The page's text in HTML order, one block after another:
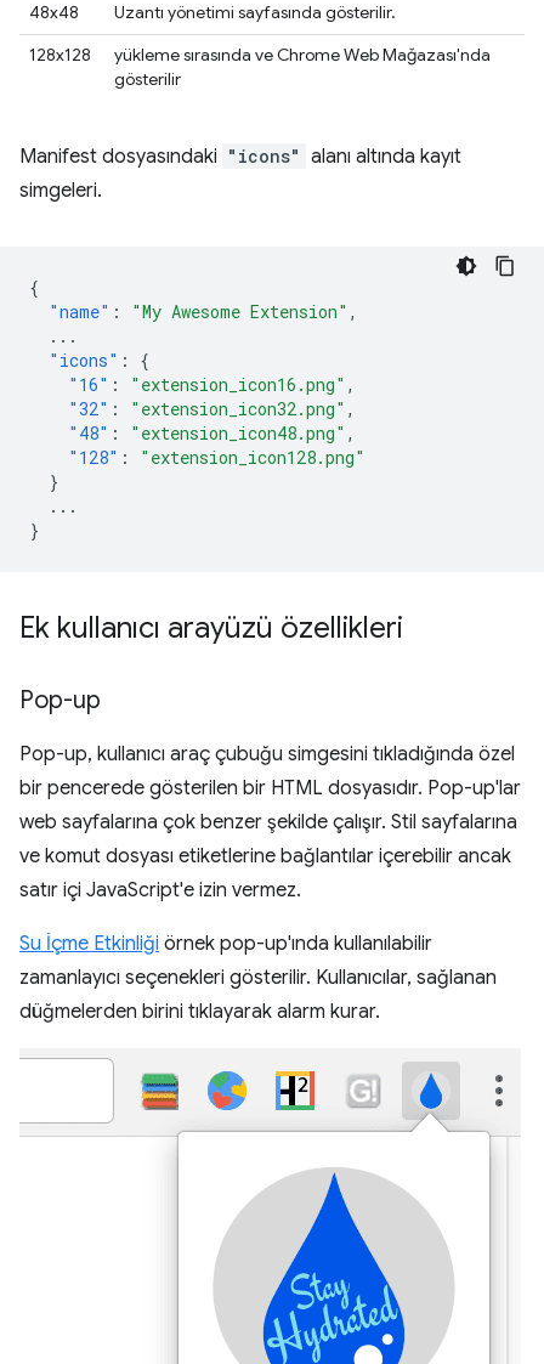
48x48
Uzantı yönetimi sayfasında gösterilir.
128x128
yükleme sırasında ve Chrome Web Mağazası'nda
gösterilir
Manifest dosyasındaki "icons" alanı altında kayıt
simgeleri.
{
"name" : "My Awesome Extension" ,
...
"icons" :
{
"16" : "extension_icon16.png" ,
"32" : "extension_icon32.png" ,
"48" : "extension_icon48.png" ,
"128" :
"extension_icon128.png"
}
...
}
Ek kullanıcı arayüzü özellikleri
Pop-up
Pop-up, kullanıcı araç çubuğu simgesini tıkladığında özel
bir pencerede gösterilen bir HTML dosyasıdır. Pop-up'lar
web sayfalarına çok benzer şekilde çalışır. Stil sayfalarına
ve komut dosyası etiketlerine bağlantılar içerebilir ancak
satır içi JavaScript'e izin vermez.
Su İçme Etkinliği örnek pop-up'ında kullanılabilir
zamanlayıcı seçenekleri gösterilir. Kullanıcılar, sağlanan
düğmelerden birini tıklayarak alarm kurar.